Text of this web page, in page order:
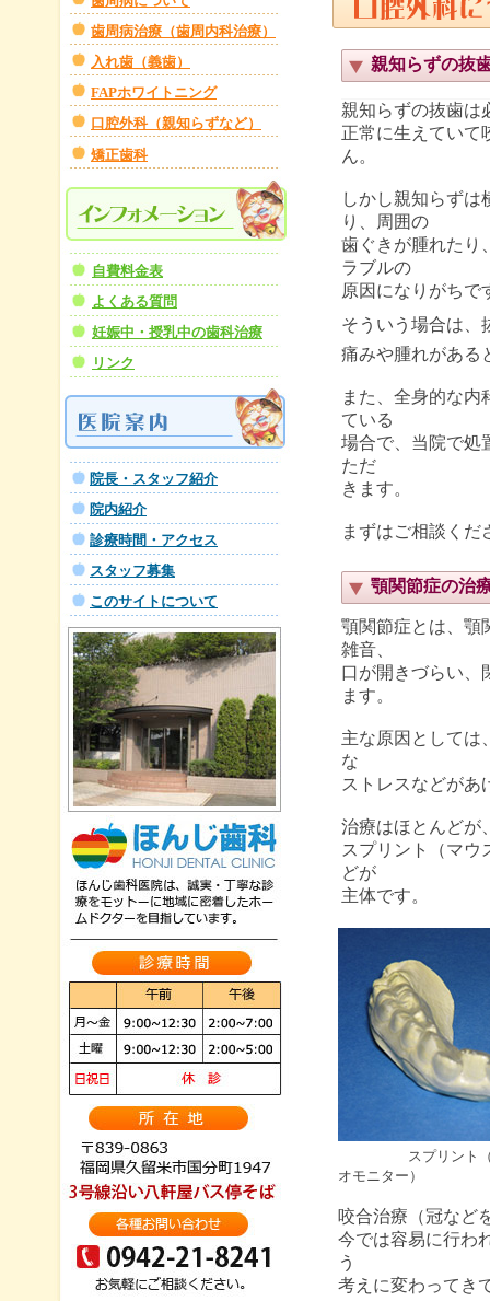
歯周病治療（歯周内科治療）
入れ歯（義歯）
FAPホワイトニング
口腔外科（親知らずなど）
矯正歯科
自費料金表
よくある質問
妊娠中・授乳中の歯科治療
リンク
院長・スタッフ紹介
院内紹介
診療時間・アクセス
スタッフ募集
このサイトについて
親知らずの抜
親知らずの抜歯は
正常に生えていて
ん。
しかし親知らずは
り、周囲の
歯ぐきが腫れたり
ラブルの
原因になりがちで
そういう場合は、
痛みや腫れがある
また、全身的な内
ている
場合で、当院で処
ただ
きます。
まずはご相談くだ
顎関節症の治
顎関節症とは、顎
雑音、
口が開きづらい、
ます。
主な原因としては
な
ストレスなどがあ
治療はほとんどが
スプリント（マウ
どが
主体です。
スプリント
オモニター）
咬合治療（冠など
今では容易に行わ
う
考えに変わってき